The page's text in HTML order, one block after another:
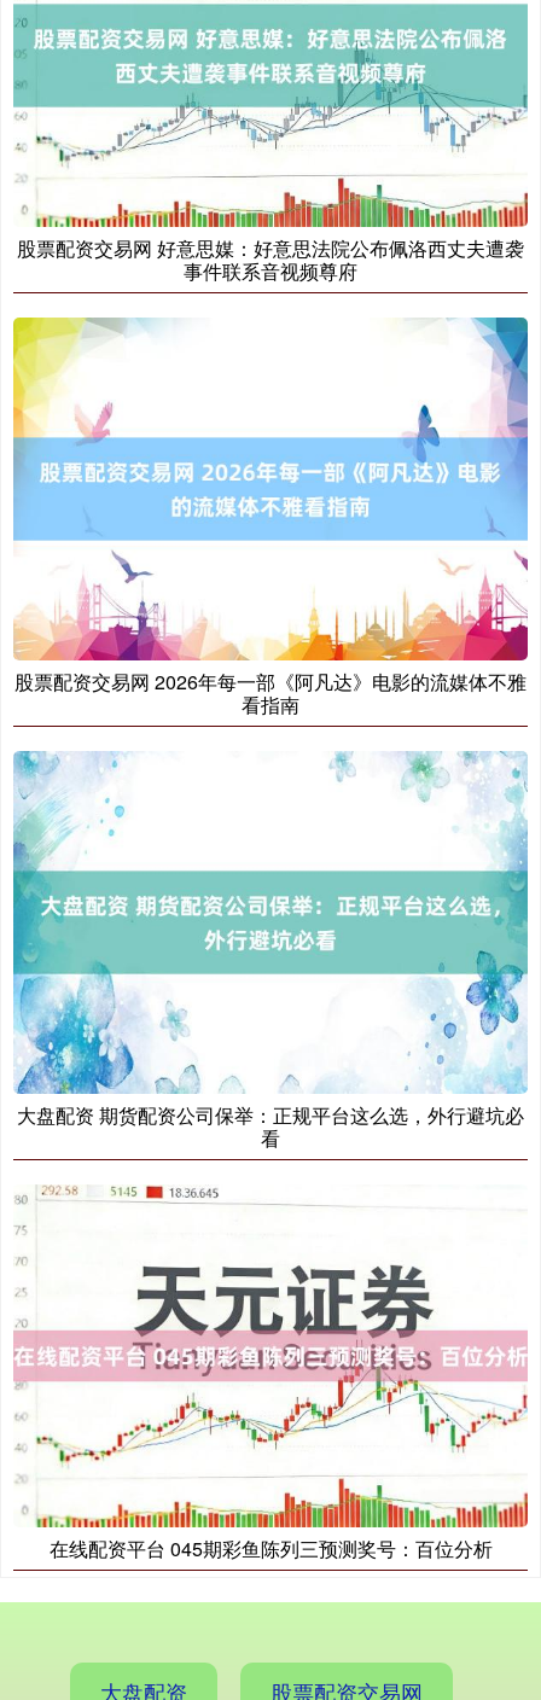
股票配资交易网 好意思媒：好意思法院公布佩洛西丈夫遭袭
事件联系音视频尊府
股票配资交易网 2026年每一部《阿凡达》电影的流媒体不雅
看指南
大盘配资 期货配资公司保举：正规平台这么选，外行避坑必
看
在线配资平台 045期彩鱼陈列三预测奖号：百位分析
大盘配资 股票配资交易网